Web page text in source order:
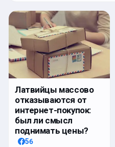
Латвийцы массово
отказываются от
интернет-покупок:
был ли смысл
поднимать цены?
56